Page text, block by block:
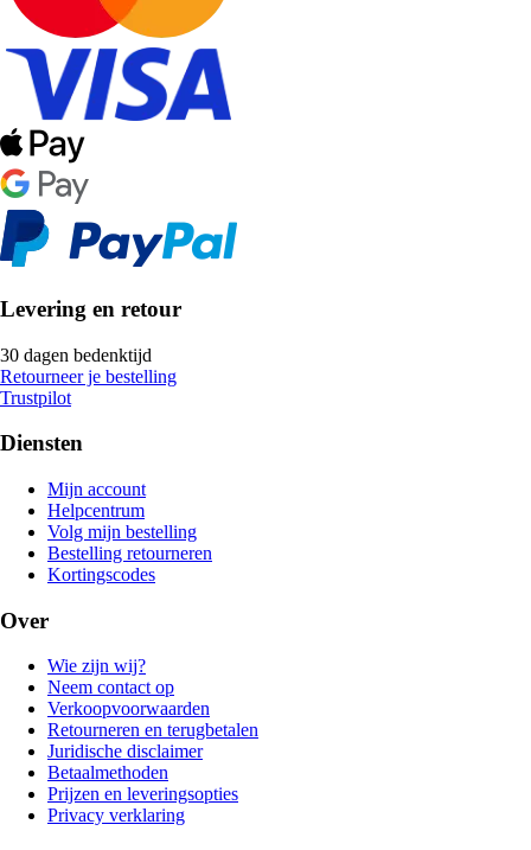
Levering en retour
30 dagen bedenktijd
Retourneer je bestelling
Trustpilot
Diensten
Mijn account
Helpcentrum
Volg mijn bestelling
Bestelling retourneren
Kortingscodes
Over
Wie zijn wij?
Neem contact op
Verkoopvoorwaarden
Retourneren en terugbetalen
Juridische disclaimer
Betaalmethoden
Prijzen en leveringsopties
Privacy verklaring